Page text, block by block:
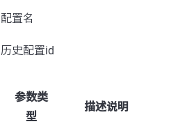
配置名
历史配置id
参数类
型
描述说明